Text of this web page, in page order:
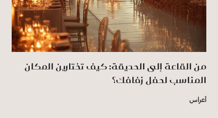
من القاعة إلى الحديقة: كيف تختارين المكان
المناسب لحفل زفافك؟
أعراس